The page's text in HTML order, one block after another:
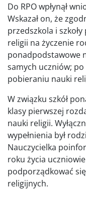
Do RPO wpłynął
Wskazał on, że
przedszkola i
religii na życzenie
ponadpodstawowe
samych uczniów;
pobieraniu nauki
W związku szkół
klasy pierwszej
nauki religii.
wypełnienia był
Nauczycielka
roku życia
podporządkować
religijnych.